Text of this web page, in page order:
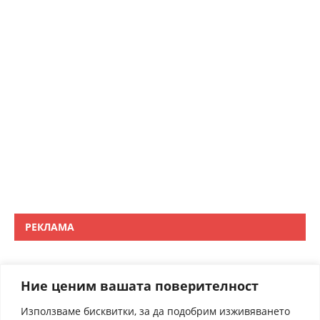
Ние ценим вашата поверителност
Използваме бисквитки, за да подобрим изживяването
РЕКЛАМА